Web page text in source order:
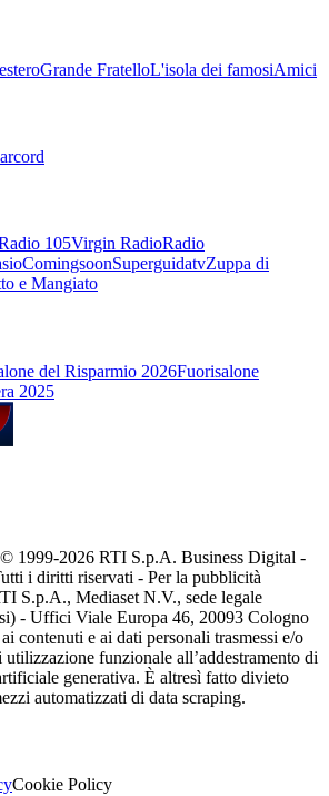
Grande FratelloL'isola dei famosiAmici
105Virgin RadioRadio
ComingsoonSuperguidatvZuppa di
e Mangiato
del Risparmio 2026Fuorisalone
2025
1999-2026 RTI S.p.A. Business Digital -
i diritti riservati - Per la pubblicità
S.p.A., Mediaset N.V., sede legale
- Uffici Viale Europa 46, 20093 Cologno
contenuti e ai dati personali trasmessi e/o
funzionale all’addestramento di
generativa. È altresì fatto divieto
automatizzati di data scraping.
Cookie Policy